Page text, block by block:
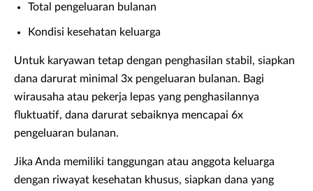
Total pengeluaran bulanan
Kondisi kesehatan keluarga
Untuk karyawan tetap dengan penghasilan stabil, siapkan
dana darurat minimal 3x pengeluaran bulanan. Bagi
wirausaha atau pekerja lepas yang penghasilannya
fluktuatif, dana darurat sebaiknya mencapai 6x
pengeluaran bulanan.
Jika Anda memiliki tanggungan atau anggota keluarga
dengan riwayat kesehatan khusus, siapkan dana yang